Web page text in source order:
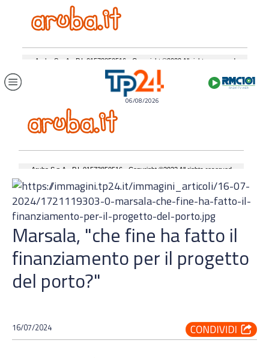
06/08/2026
Marsala, "che fine ha fatto il
finanziamento per il progetto
del porto?"
16/07/2024